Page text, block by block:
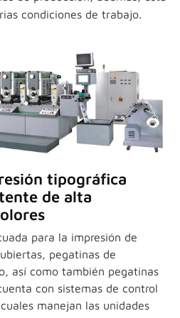
condiciones de trabajo.
tipográfica
de alta
para la impresión de
pegatinas de
así como también pegatinas
con sistemas de control
manejan las unidades